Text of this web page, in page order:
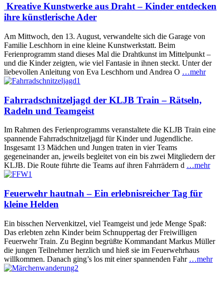
Kreative Kunstwerke aus Draht – Kinder entdecken
ihre künstlerische Ader
Am Mittwoch, den 13. August, verwandelte sich die Garage von
Familie Leschhorn in eine kleine Kunstwerkstatt. Beim
Ferienprogramm stand dieses Mal die Drahtkunst im Mittelpunkt –
und die Kinder zeigten, wie viel Fantasie in ihnen steckt. Unter der
liebevollen Anleitung von Eva Leschhorn und Andrea O …mehr
Fahrradschnitzeljagd der KLJB Train – Rätseln,
Radeln und Teamgeist
Im Rahmen des Ferienprogramms veranstaltete die KLJB Train eine
spannende Fahrradschnitzeljagd für Kinder und Jugendliche.
Insgesamt 13 Mädchen und Jungen traten in vier Teams
gegeneinander an, jeweils begleitet von ein bis zwei Mitgliedern der
KLJB. Die Route führte die Teams auf ihren Fahrrädern d …mehr
Feuerwehr hautnah – Ein erlebnisreicher Tag für
kleine Helden
Ein bisschen Nervenkitzel, viel Teamgeist und jede Menge Spaß:
Das erlebten zehn Kinder beim Schnuppertag der Freiwilligen
Feuerwehr Train. Zu Beginn begrüßte Kommandant Markus Müller
die jungen Teilnehmer herzlich und hieß sie im Feuerwehrhaus
willkommen. Danach ging’s los mit einer spannenden Fahr …mehr